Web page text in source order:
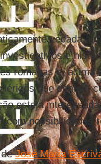
vedada
e
romanas e, acima
que contam
esteja
com possibilidades
deJosé María